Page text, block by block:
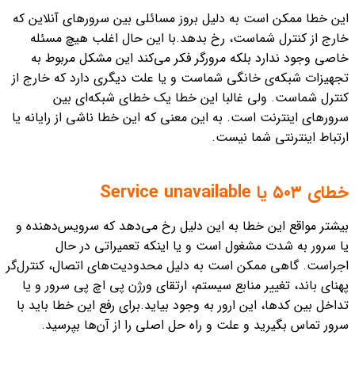
این خطا ممکن است به دلیل بروز مسائلی بین سرورهای آنلاین که
خارج از کنترل شماست، رخ بدهد.با این حال اغلب هیچ مسئله
خاصی وجود ندارد بلکه مرورگر فکر می‌کند این مشکل مربوط به
تجهیزات شبکه‌ی خانگی شماست و یا علت دیگری دارد که خارج از
کنترل شماست. ولی غالبا این خطا یک خطای شبکه‌ای بین
سرورهای اینترنت است. به این معنی که این خطا ناشی از رایانه یا
ارتباط اینترنتی شما نیست.
خطای ۵۰۳ یا Service unavailable
بیشتر مواقع این خطا به این دلیل رخ می‌دهد که سرویس‌دهنده و
یا سرور به شدت مشغول است و یا اینکه تعمیراتی در حال
اجراست.گاهی ممکن است به دلیل محدودیت‌های اتصال، کنترل‌گر‌
پهنای باند، تغییر منابع سیستم، ارتقای ورژن پی اچ پی سرور و یا
تداخل بین کدها، این ارور به وجود بیاید.برای رفع این خطا باید با
سرور تماس بگیرید و علت و راه حل اصلی را از آن‌ها بپرسید.